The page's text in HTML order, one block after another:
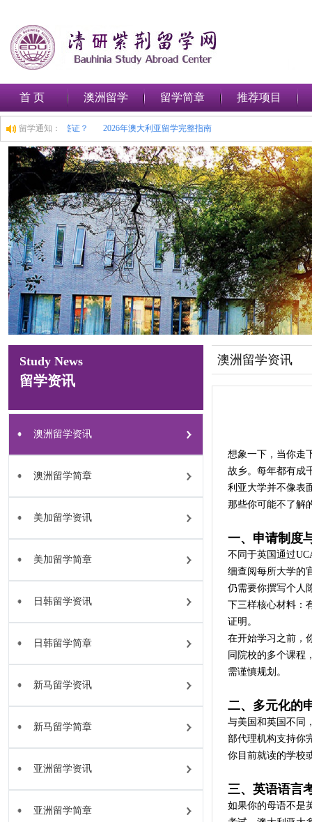
首 页 澳洲留学 留学简章 推荐项目
留学通知：
在澳大利亚申请留学签证？ 2026年澳大利亚留学完整指南
Study News
留学资讯
澳洲留学资讯
澳洲留学简章
美加留学资讯
美加留学简章
日韩留学资讯
日韩留学简章
新马留学资讯
新马留学简章
亚洲留学资讯
亚洲留学简章
澳洲留学资讯
想象一下，当你走
故乡。每年都有成
利亚大学并不像表
那些你可能不了解
一、申请制度
不同于英国通过
细查阅每所大学的
仍需要你撰写个人
下三样核心材料：
证明。
在开始学习之前，
同院校的多个课程
需谨慎规划。
二、多元化的
与美国和英国不同
部代理机构支持你
你目前就读的学校
三、英语语言
如果你的母语不是